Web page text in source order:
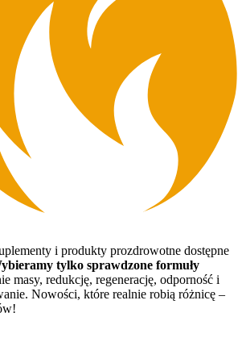
i produkty prozdrowotne dostępne
tylko sprawdzone formuły
masy, redukcję, regenerację, odporność i
Nowości, które realnie robią różnicę –